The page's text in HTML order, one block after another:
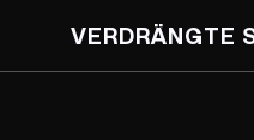
VERDRÄNGTE